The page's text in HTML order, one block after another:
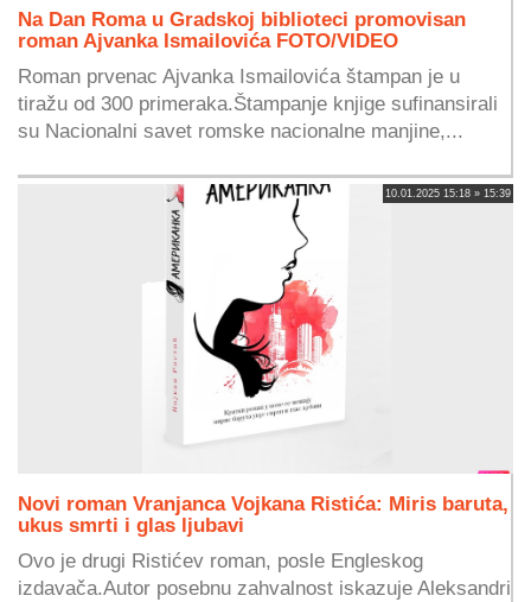
Na Dan Roma u Gradskoj biblioteci promovisan
roman Ajvanka Ismailovića FOTO/VIDEO
Roman prvenac Ajvanka Ismailovića štampan je u
tiražu od 300 primeraka.Štampanje knjige sufinansirali
su Nacionalni savet romske nacionalne manjine,...
10.01.2025 15:18 » 15:39
Novi roman Vranjanca Vojkana Ristića: Miris baruta,
ukus smrti i glas ljubavi
Ovo je drugi Ristićev roman, posle Engleskog
izdavača.Autor posebnu zahvalnost iskazuje Aleksandri